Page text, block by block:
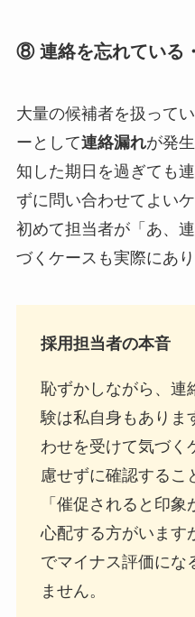
⑧ 連絡を忘れている
大量の候補者を扱って
ーとして連絡漏れが発
知した期日を過ぎても
ずに問い合わせてよい
初めて担当者が「あ、
づくケースも実際にあり
採用担当者の本音
恥ずかしながら、連
験は私自身もありま
わせを受けて気づく
慮せずに確認するこ
「催促されると印
心配する方がいます
でマイナス評価にな
ません。